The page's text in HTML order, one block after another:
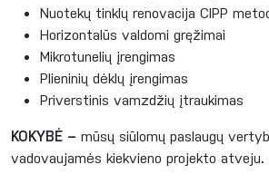
Nuotekų tinklų renovacija CIPP
Horizontalūs valdomi gręžimai
Mikrotunelių įrengimas
Plieninių dėklų įrengimas
Priverstinis vamzdžių įtraukimas
KOKYBĖ – mūsų siūlomų paslaugų
vadovaujamės kiekvieno projekto atveju.